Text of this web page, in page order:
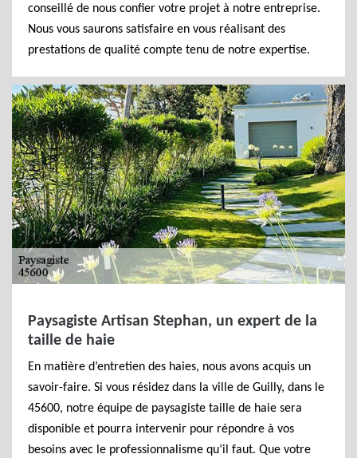
conseillé de nous confier votre projet à notre entreprise.
Nous vous saurons satisfaire en vous réalisant des
prestations de qualité compte tenu de notre expertise.
Paysagiste Artisan Stephan, un expert de la
taille de haie
En matière d’entretien des haies, nous avons acquis un
savoir-faire. Si vous résidez dans la ville de Guilly, dans le
45600, notre équipe de paysagiste taille de haie sera
disponible et pourra intervenir pour répondre à vos
besoins avec le professionnalisme qu’il faut. Que votre